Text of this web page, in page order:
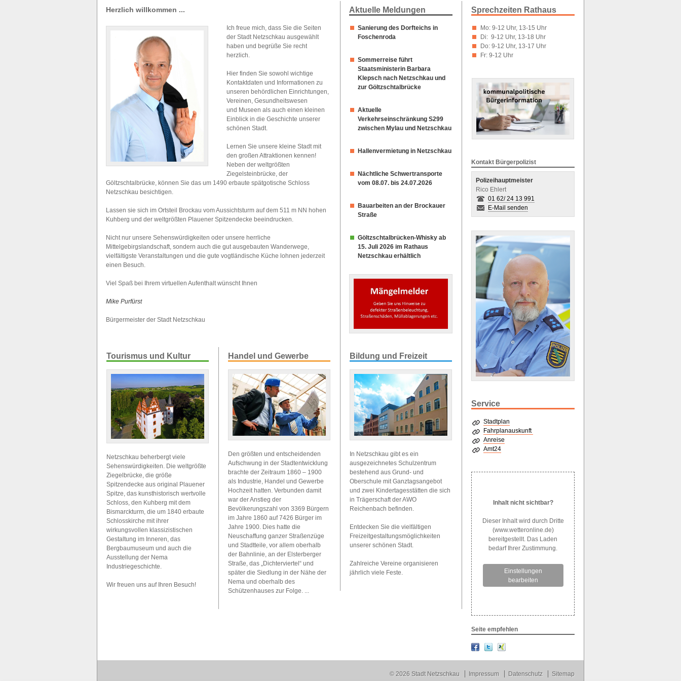
Zahlen
Fakten
Verwaltungsgemeinschaft
Partnerstadt
Schiedsstelle
Konzepte
Unterkünfte
Schullandheime
Radfahren
Wandern
Kirchen
Bibliothek
Sie sind hier: Home
Herzlich willkommen ...
Ich freue mich, dass Sie die Seiten
der Stadt Netzschkau ausgewählt
haben und begrüße Sie recht
herzlich.
Hier finden Sie sowohl wichtige
Kontaktdaten und Informationen zu
unseren behördlichen Einrichtungen,
Vereinen, Gesundheitswesen
und Museen als auch einen kleinen
Einblick in die Geschichte unserer
schönen Stadt.
Lernen Sie unsere kleine Stadt mit
den großen Attraktionen kennen!
Neben der weltgrößten
Ziegelsteinbrücke, der
Göltzschtalbrücke, können Sie das um 1490 erbaute spätgotische Schloss
Netzschkau besichtigen.
Lassen sie sich im Ortsteil Brockau vom Aussichtsturm auf dem 511 m NN hohen
Kuhberg und der weltgrößten Plauener Spitzendecke beeindrucken.
Nicht nur unsere Sehenswürdigkeiten oder unsere herrliche
Mittelgebirgslandschaft, sondern auch die gut ausgebauten Wanderwege,
vielfältigste Veranstaltungen und die gute vogtländische Küche lohnen jederzeit
einen Besuch.
Viel Spaß bei Ihrem virtuellen Aufenthalt wünscht Ihnen
Mike Purfürst
Bürgermeister der Stadt Netzschkau
Aktuelle Meldungen
Sanierung des Dorfteichs in
Foschenroda
Sommerreise führt
Staatsministerin Barbara
Klepsch nach Netzschkau und
zur Göltzschtalbrücke
Aktuelle
Verkehrseinschränkung S299
zwischen Mylau und Netzschkau
Hallenvermietung in Netzschkau
Nächtliche Schwertransporte
vom 08.07. bis 24.07.2026
Bauarbeiten an der Brockauer
Straße
Göltzschtalbrücken-Whisky ab
15. Juli 2026 im Rathaus
Netzschkau erhältlich
Tourismus und Kultur
Netzschkau beherbergt viele
Sehenswürdigkeiten. Die weltgrößte
Ziegelbrücke, die größe
Spitzendecke aus original Plauener
Spitze, das kunsthistorisch wertvolle
Schloss, den Kuhberg mit dem
Bismarckturm, die um 1840 erbaute
Schlosskirche mit ihrer
wirkungsvollen klassizistischen
Gestaltung im Inneren, das
Bergbaumuseum und auch die
Ausstellung der Nema
Industriegeschichte.
Wir freuen uns auf Ihren Besuch!
Handel und Gewerbe
Den größten und entscheidenden
Aufschwung in der Stadtentwicklung
brachte der Zeitraum 1860 – 1900
als Industrie, Handel und Gewerbe
Hochzeit hatten. Verbunden damit
war der Anstieg der
Bevölkerungszahl von 3369 Bürgern
im Jahre 1860 auf 7426 Bürger im
Jahre 1900. Dies hatte die
Neuschaffung ganzer Straßenzüge
und Stadtteile, vor allem oberhalb
der Bahnlinie, an der Elsterberger
Straße, das „Dichterviertel“ und
später die Siedlung in der Nähe der
Nema und oberhalb des
Schützenhauses zur Folge. ...
Bildung und Freizeit
In Netzschkau gibt es ein
ausgezeichnetes Schulzentrum
bestehend aus Grund- und
Oberschule mit Ganztagsangebot
und zwei Kindertagesstätten die sich
in Trägerschaft der AWO
Reichenbach befinden.
Entdecken Sie die vielfältigen
Freizeitgestaltungsmöglichkeiten
unserer schönen Stadt.
Zahlreiche Vereine organisieren
jährlich viele Feste.
Sprechzeiten Rathaus
Mo: 9-12 Uhr, 13-15 Uhr
Di: 9-12 Uhr, 13-18 Uhr
Do: 9-12 Uhr, 13-17 Uhr
Fr: 9-12 Uhr
Kontakt Bürgerpolizist
Polizeihauptmeister
Rico Ehlert
01 62/ 24 13 991
E-Mail senden
Service
Stadtplan
Fahrplanauskunft
Anreise
Amt24
Inhalt nicht sichtbar?
Dieser Inhalt wird durch Dritte
(www.wetteronline.de)
bereitgestellt. Das Laden
bedarf Ihrer Zustimmung.
Einstellungen
bearbeiten
Seite empfehlen
© 2026 Stadt Netzschkau Impressum Datenschutz Sitemap